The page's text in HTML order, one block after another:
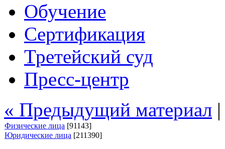
Обучение
Сертификация
Третейский суд
Пресс-центр
« Предыдущий материал
Физические лица [91143]
Юридические лица [211390]